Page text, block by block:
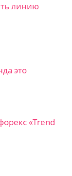
линию
это
«Trend